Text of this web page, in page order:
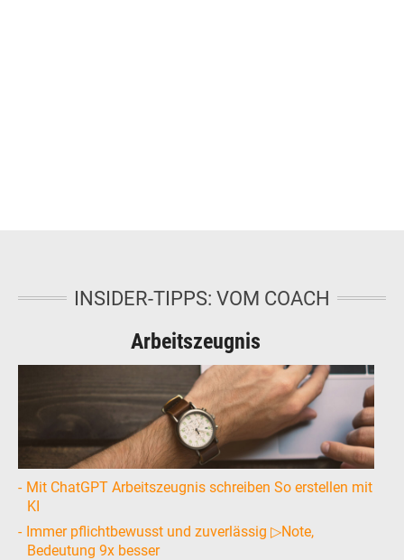
INSIDER-TIPPS: VOM COACH
Arbeitszeugnis
Mit ChatGPT Arbeitszeugnis schreiben So erstellen mit
KI
Immer pflichtbewusst und zuverlässig ▷Note,
Bedeutung 9x besser